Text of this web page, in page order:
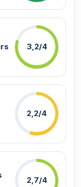
3,2/4
2,2/4
2,7/4